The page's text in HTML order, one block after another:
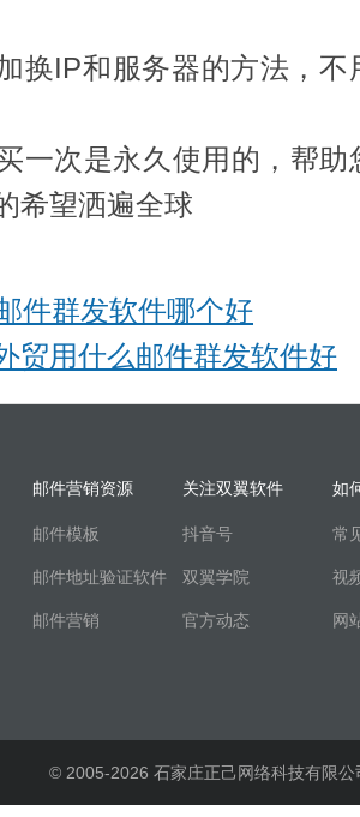
换IP和服务器的方法，
一次是永久使用的，帮
希望洒遍全球
件群发软件哪个好
贸用什么邮件群发软件好
邮件营销资源
邮件模板
邮件地址验证软件
邮件营销
关注双翼软件
抖音号
双翼学院
官方动态
如
常
视
网
© 2005-2026 石家庄正己网络科技有限